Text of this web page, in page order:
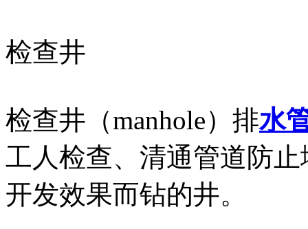
检查井
检查井（manhole）排水
工人检查、清通管道防
开发效果而钻的井。